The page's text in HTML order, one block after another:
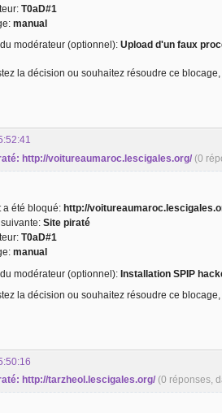
T0aD#1
manual
modérateur (optionnel): Upload d'un faux
la décision ou souhaitez résoudre ce
http://voitureaumaroc.lescigales.org/ (0
a été bloqué: http://
Site piraté
T0aD#1
manual
modérateur (optionnel): Installation SPIP
la décision ou souhaitez résoudre ce
http://tarzheol.lescigales.org/ (0 réponses,